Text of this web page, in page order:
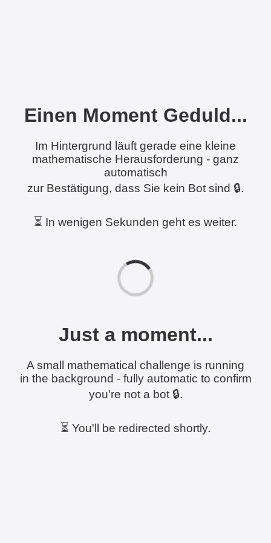
Einen Moment Geduld...
Im Hintergrund läuft gerade eine kleine
mathematische Herausforderung - ganz
automatisch
zur Bestätigung, dass Sie kein Bot sind 🔒.
⏳ In wenigen Sekunden geht es weiter.
Just a moment...
A small mathematical challenge is running
in the background - fully automatic to confirm
you're not a bot 🔒.
⏳ You'll be redirected shortly.